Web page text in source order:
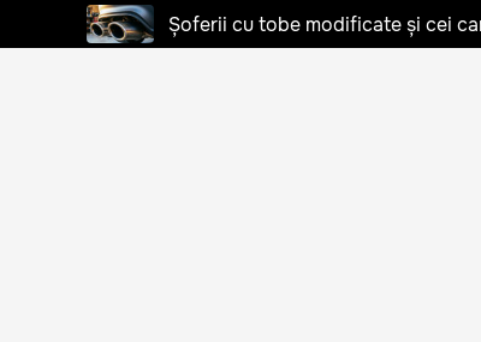
Șoferii cu tobe modificate și cei